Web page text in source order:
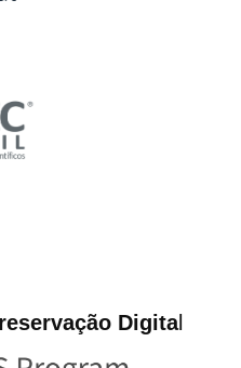
Digital